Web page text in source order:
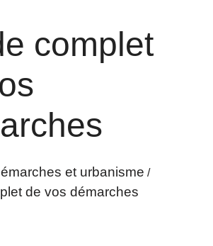
complet
et urbanisme /
de vos démarches